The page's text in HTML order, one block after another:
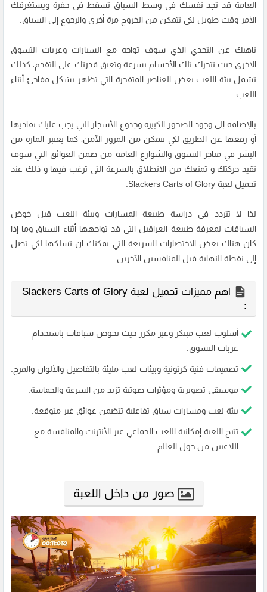
العامة قد تجد نفسك في وسط السباق تسقط في حفرة ويستغرقك
الأمر وقت طويل لكي تتمكن من الخروج مرة أخرى والرجوع إلى السباق.
ناهيك عن التحدي الذي سوف تواجه مع السيارات وعربات التسوق
الاخرى حيث تتحرك تلك الأجسام بسرعة وتعيق قدرتك على التقدم، كذلك
تشمل بيئة اللعب بعض العناصر المتفجرة التي تظهر بشكل مفاجئ أثناء
اللعب.
بالإضافة إلى وجود الصخور الكبيرة وجذوع الأشجار التي يجب عليك تفاديها
أو رفعها عن الطريق لكي تتمكن من المرور الآمن، كما يعتبر المارة من
البشر في متاجر التسوق والشوارع العامة من ضمن العوائق التي سوف
تقيد حركتك و تمنعك من الانطلاق بالسرعة التي ترغب فيها و ذلك عند
تحميل لعبة Slackers Carts of Glory.
لذا لا تتردد في دراسة طبيعة المسارات وبيئة اللعب قبل خوض
السباقات لمعرفة طبيعة العراقيل التي قد تواجهها أثناء السباق وما إذا
كان هناك بعض الاختصارات السريعة التي يمكنك ان تسلكها لكي تصل
إلى نقطة النهاية قبل المنافسين الآخرين.
اهم مميزات تحميل لعبة Slackers Carts of Glory
:
أسلوب لعب مبتكر وغير مكرر حيث تخوض سباقات باستخدام
عربات التسوق.
تصميمات فنية كرتونية وبيئات لعب مليئة بالتفاصيل والألوان والمرح.
موسيقى تصويرية ومؤثرات صوتية تزيد من السرعة والحماسة.
بيئة لعب ومسارات سباق تفاعلية تتضمن عوائق غير متوقعة.
تتيح اللعبة إمكانية اللعب الجماعي عبر الأنترنت والمنافسة مع
اللاعبين من حول العالم.
صور من داخل اللعبة